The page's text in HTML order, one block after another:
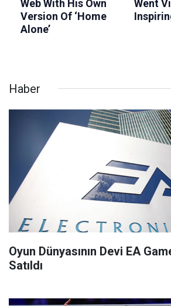
Haber
Oyun Dünyasının Devi EA
Satıldı